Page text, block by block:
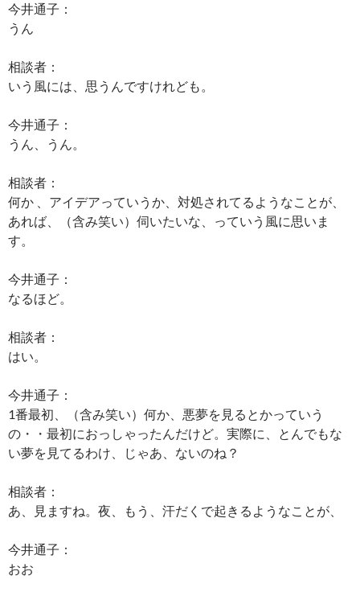
今井通子：
うん
相談者：
いう風には、思うんですけれども。
今井通子：
うん、うん。
相談者：
何か 、アイデアっていうか、対処されてるようなことが、
あれば、（含み笑い）伺いたいな、っていう風に思いま
す。
今井通子：
なるほど。
相談者：
はい。
今井通子：
1番最初、（含み笑い）何か、悪夢を見るとかっていう
の・・最初におっしゃったんだけど。実際に、とんでもな
い夢を見てるわけ、じゃあ、ないのね？
相談者：
あ、見ますね。夜、もう、汗だくで起きるようなことが、
今井通子：
おお